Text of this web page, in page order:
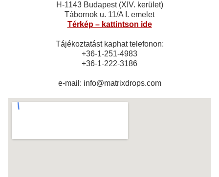
H-1143 Budapest (XIV. kerület)
Tábornok u. 11/A I. emelet
Térkép – kattintson ide
Tájékoztatást kaphat telefonon:
+36-1-251-4983
+36-1-222-3186
e-mail: info@matrixdrops.com